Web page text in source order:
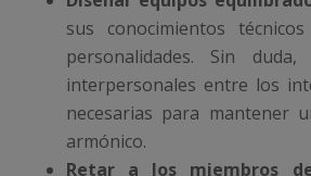
sus conocimientos
personalidades. Sin
interpersonales entre los
necesarias para mantener
armónico.
Retar a los miembros